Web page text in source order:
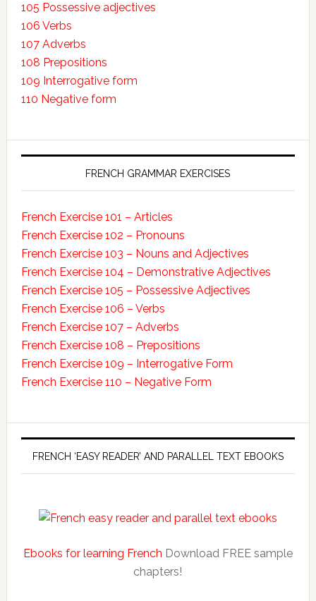
105 Possessive adjectives
106 Verbs
107 Adverbs
108 Prepositions
109 Interrogative form
110 Negative form
FRENCH GRAMMAR EXERCISES
French Exercise 101 – Articles
French Exercise 102 – Pronouns
French Exercise 103 – Nouns and Adjectives
French Exercise 104 – Demonstrative Adjectives
French Exercise 105 – Possessive Adjectives
French Exercise 106 – Verbs
French Exercise 107 – Adverbs
French Exercise 108 – Prepositions
French Exercise 109 – Interrogative Form
French Exercise 110 – Negative Form
FRENCH ‘EASY READER’ AND PARALLEL TEXT EBOOKS
Ebooks for learning French Download FREE sample
chapters!